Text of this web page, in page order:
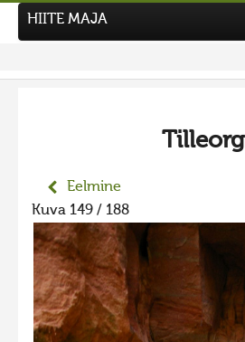
Uudised
Tegutse
Kuvavõistlused
UUS KUVAVÕISTLUS
Hiite kuvavõistlus 2026
VANEMAD KUVAVÕISTLUSED
HIITE MAJA
Tilleorg
Eelmine
Kuva 149 / 188